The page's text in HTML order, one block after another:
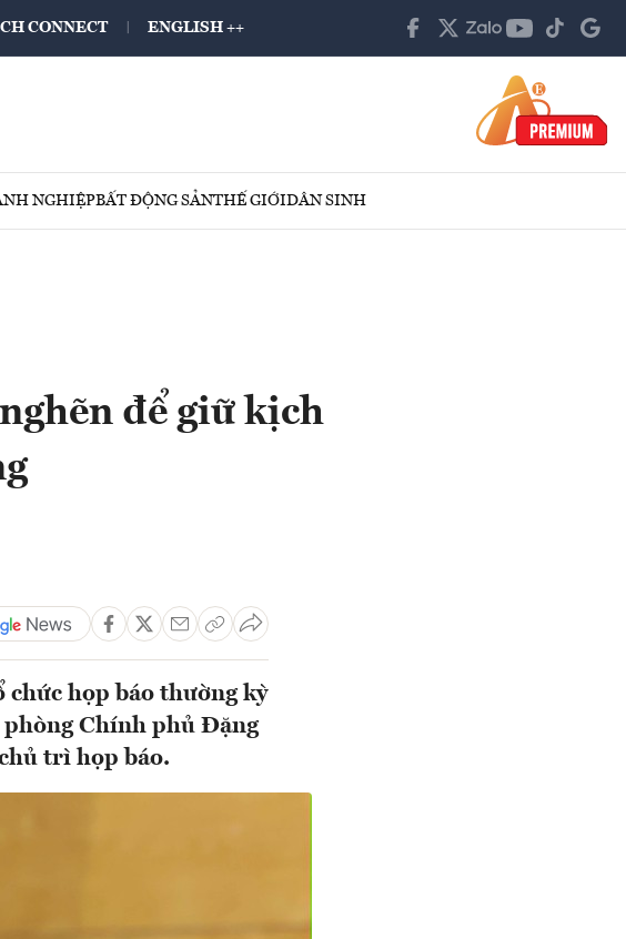
CONNECT ENGLISH ++
NGHIỆPBẤT ĐỘNG SẢNTHẾ GIỚIDÂN SINH
để giữ kịch
họp báo thường kỳ
Chính phủ Đặng
trì họp báo.